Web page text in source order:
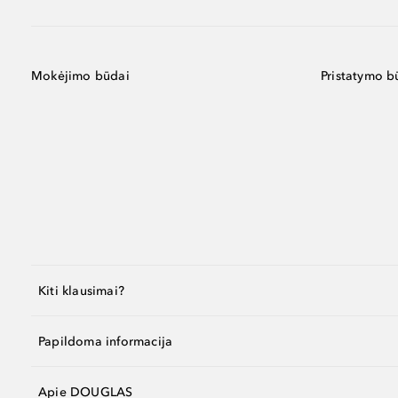
Mokėjimo būdai Pristatymo
Kiti klausimai?
Papildoma informacija
Apie DOUGLAS